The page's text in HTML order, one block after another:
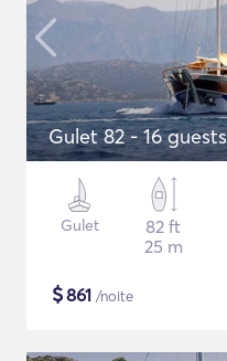
Gulet 82 - 16 guests
Gulet
82 ft
25 m
$861 /noite